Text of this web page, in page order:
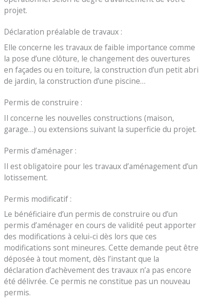
projet.
Déclaration préalable de travaux :
Elle concerne les travaux de faible importance comme
la pose d’une clôture, le changement des ouvertures
en façades ou en toiture, la construction d’un petit abri
de jardin, la construction d’une piscine…
Permis de construire :
Il concerne les nouvelles constructions (maison,
garage…) ou extensions suivant la superficie du projet.
Permis d’aménager :
Il est obligatoire pour les travaux d’aménagement d’un
lotissement.
Permis modificatif :
Le bénéficiaire d’un permis de construire ou d’un
permis d’aménager en cours de validité peut apporter
des modifications à celui-ci dès lors que ces
modifications sont mineures. Cette demande peut être
déposée à tout moment, dès l’instant que la
déclaration d’achèvement des travaux n’a pas encore
été délivrée. Ce permis ne constitue pas un nouveau
permis.